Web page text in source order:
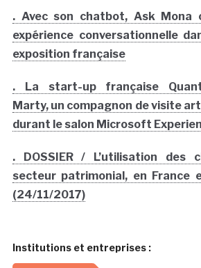
. Avec son chatbot, Ask Mona
expérience conversationnelle
exposition française
. La start-up française
Marty, un compagnon de visite
durant le salon Microsoft
. DOSSIER / L’utilisation des
secteur patrimonial, en France
(24/11/2017)
Institutions et entreprises :